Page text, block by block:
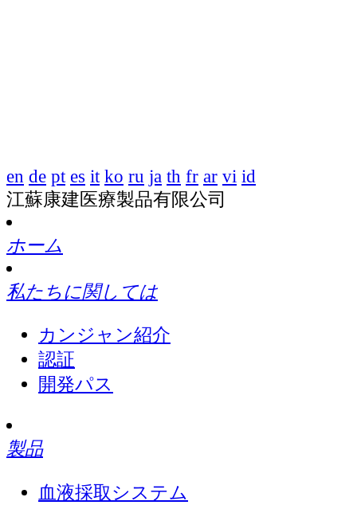
en de pt es it ko ru ja th fr ar vi id
江蘇康建医療製品有限公司
ホーム
私たちに関しては
カンジャン紹介
認証
開発パス
製品
血液採取システム